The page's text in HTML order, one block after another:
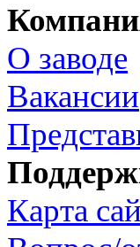
О заводе
Вакансии
Карта